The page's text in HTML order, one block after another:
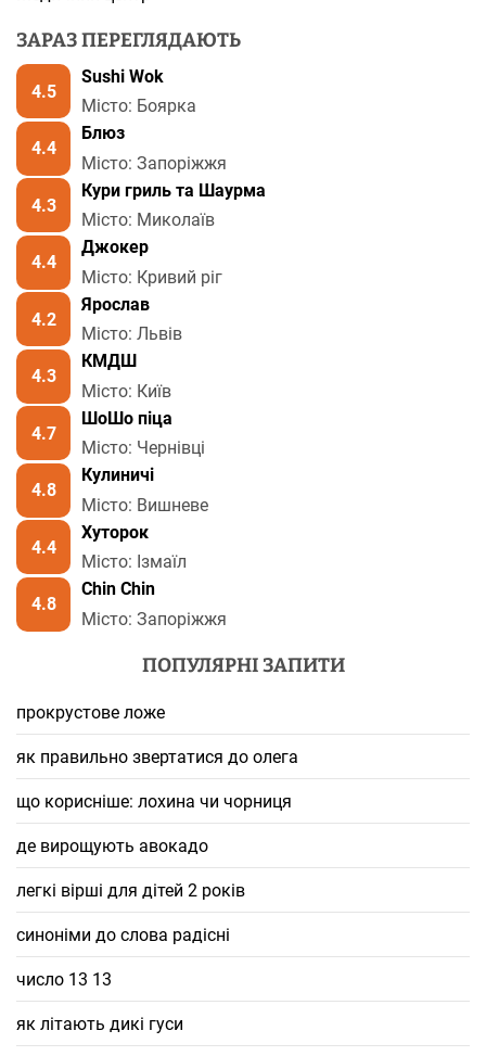
ЗАРАЗ ПЕРЕГЛЯДАЮТЬ
4.5
Sushi Wok
Місто: Боярка
4.4
Блюз
Місто: Запоріжжя
4.3
Кури гриль та Шаурма
Місто: Миколаїв
4.4
Джокер
Місто: Кривий ріг
4.2
Ярослав
Місто: Львів
4.3
КМДШ
Місто: Київ
4.7
ШоШо піца
Місто: Чернівці
4.8
Кулиничі
Місто: Вишневе
4.4
Хуторок
Місто: Ізмаїл
4.8
Chin Chin
Місто: Запоріжжя
ПОПУЛЯРНІ ЗАПИТИ
прокрустове ложе
як правильно звертатися до олега
що корисніше: лохина чи чорниця
де вирощують авокадо
легкі вірші для дітей 2 років
синоніми до слова радісні
число 13 13
як літають дикі гуси